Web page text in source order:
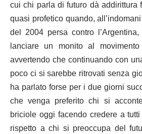
cui chi parla di futuro dà addirittura
quasi profetico quando,
del 2004 persa contro
lanciare un monito al
avvertendo che continuando con
poco ci si sarebbe ritrovati senza
ha parlato forse per i due giorni
che venga preferito chi si
briciole oggi facendo credere a
rispetto a chi si preoccupa del